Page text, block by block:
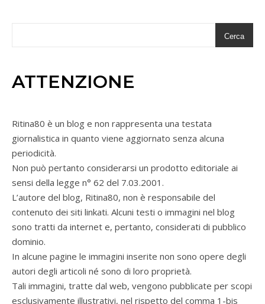
Cerca
ATTENZIONE
Ritina80 è un blog e non rappresenta una testata
giornalistica in quanto viene aggiornato senza alcuna
periodicità.
Non può pertanto considerarsi un prodotto editoriale ai
sensi della legge n° 62 del 7.03.2001.
L’autore del blog, Ritina80, non è responsabile del
contenuto dei siti linkati. Alcuni testi o immagini nel blog
sono tratti da internet e, pertanto, considerati di pubblico
dominio.
In alcune pagine le immagini inserite non sono opere degli
autori degli articoli né sono di loro proprietà.
Tali immagini, tratte dal web, vengono pubblicate per scopi
esclusivamente illustrativi, nel rispetto del comma 1-bis